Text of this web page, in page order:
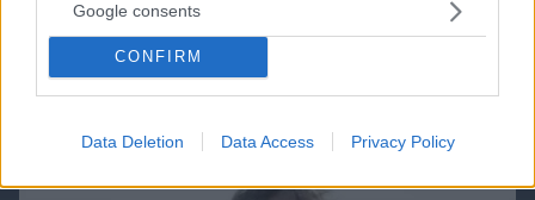
Google consents
CONFIRM
Data Deletion Data Access Privacy Policy
Ανεύρυσμα: Απλό τεστ του αντίχειρα προμηνύει
τον αυξημένο κίνδυνο – Γίνεται σε 1 λεπτό
08.08.2026, 16:24